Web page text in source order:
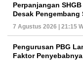
Perpanjangan
Desak Pengembang
7 Agustus 2026 | 21:15
Pengurusan PBG
Faktor Penyebabnya